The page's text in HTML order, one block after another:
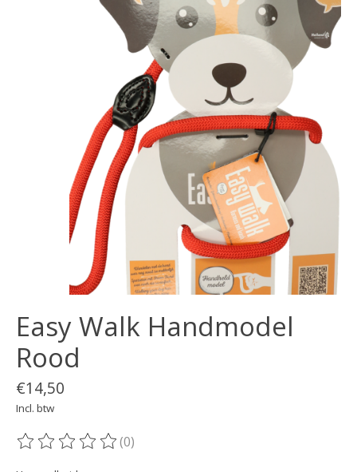
Easy Walk Handmodel
Rood
€14,50
Incl. btw
De beoordeling van dit product is
(0)